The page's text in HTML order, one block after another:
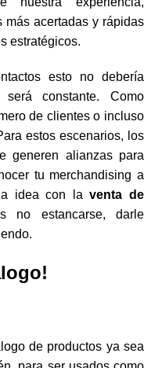
más acertadas y rápidas
estratégicos.
esto no debería
constante. Como
de clientes o incluso
estos escenarios, los
generen alianzas para
tu merchandising a
la idea con laventa de
no estancarse, darle
de productos ya sea